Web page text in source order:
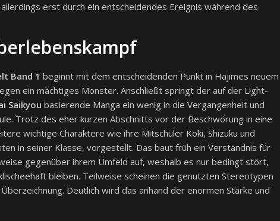
erst durch ein entscheidendes Ereignis während des
Band 1 beginnt mit dem entscheidenden Punkt in Hajimes neuem
ein mächtiges Monster. Anschließt springt der auf der Light-
Saikyou basierende Manga ein wenig in die Vergangenheit und
Trotz des eher kurzen Abschnitts vor der Beschwörung in eine
wichtige Charaktere wie ihre Mitschüler Koki, Shizuku und
in seiner Klasse, vorgestellt. Das baut früh ein Verständnis für
gegenüber ihrem Umfeld auf, weshalb es nur bedingt stört,
bleiben. Teilweise scheinen die genutzten Stereotypen
Deutlich wird das anhand der enormen Stärke und